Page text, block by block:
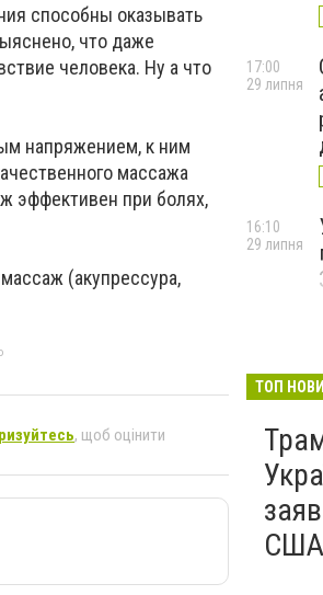
способны оказывать
что даже
человека. Ну а что
напряжением, к ним
массажа
эффективен при болях,
(акупрессура,
, щоб оцінити
17:00
29 липня
16:10
29 липня
ТОП
США